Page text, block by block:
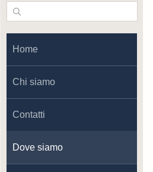
Home
Chi siamo
Contatti
Dove siamo